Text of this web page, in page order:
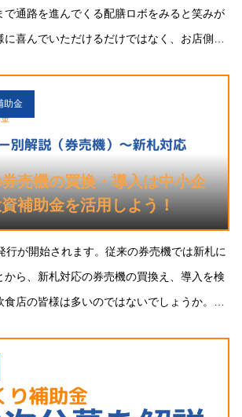
で通路を進んでくる配膳ロボをみると笑みが
喜んでいただけるだけではなく、お店側に
て、配膳ロボットの導
助金
売機の買換・導入は中小企
補助金を活用しよう！
行が開始されます。従来の券売機では新札に
から、新札対応の券売機の買換え、導入を検
店の皆様は多いのではないでしょうか。そ
です。今回は券売機につ